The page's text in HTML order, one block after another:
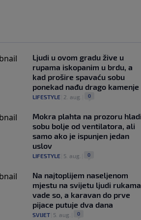
Ljudi u ovom gradu žive u
rupama iskopanim u brdu, a
kad prošire spavaću sobu
ponekad nađu drago kamenje
LIFESTYLE| 2. aug. 0
Mokra plahta na prozoru hladi
sobu bolje od ventilatora, ali
samo ako je ispunjen jedan
uslov
LIFESTYLE| 5. aug. 0
Na najtoplijem naseljenom
mjestu na svijetu ljudi rukama
vade so, a karavan do prve
pijace putuje dva dana
SVIJET| 5. aug. 0